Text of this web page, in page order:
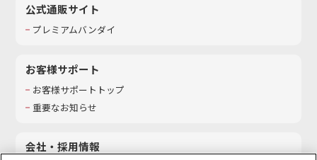
公式通販サイト
プレミアムバンダイ
お客様サポート
お客様サポートトップ
重要なお知らせ
会社・採用情報